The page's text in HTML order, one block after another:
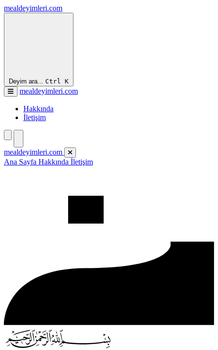
mealdeyimleri.com
Deyim ara... Ctrl K
mealdeyimleri.com
Hakkında
İletişim
mealdeyimleri.com
Ana Sayfa Hakkında İletişim